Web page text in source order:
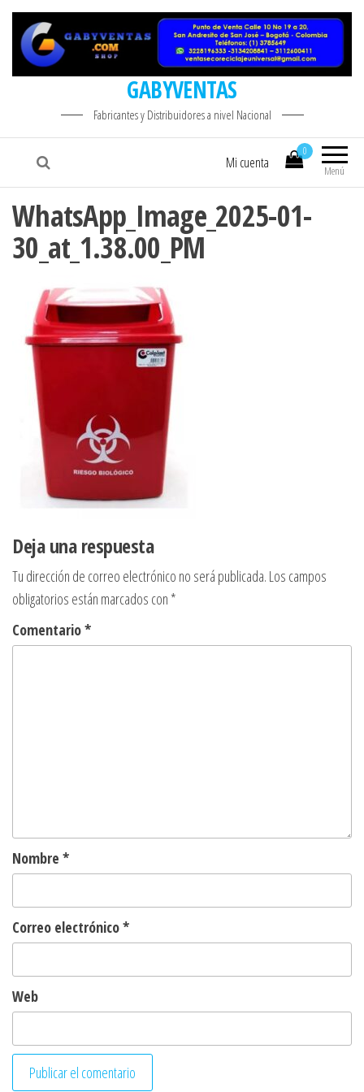
GABYVENTAS
Fabricantes y Distribuidores a nivel Nacional
Menú
0
Mi cuenta
WhatsApp_Image_2025-01-
30_at_1.38.00_PM
Deja una respuesta
Tu dirección de correo electrónico no será publicada. Los campos
obligatorios están marcados con *
Comentario*
Nombre *
Correo electrónico*
Web